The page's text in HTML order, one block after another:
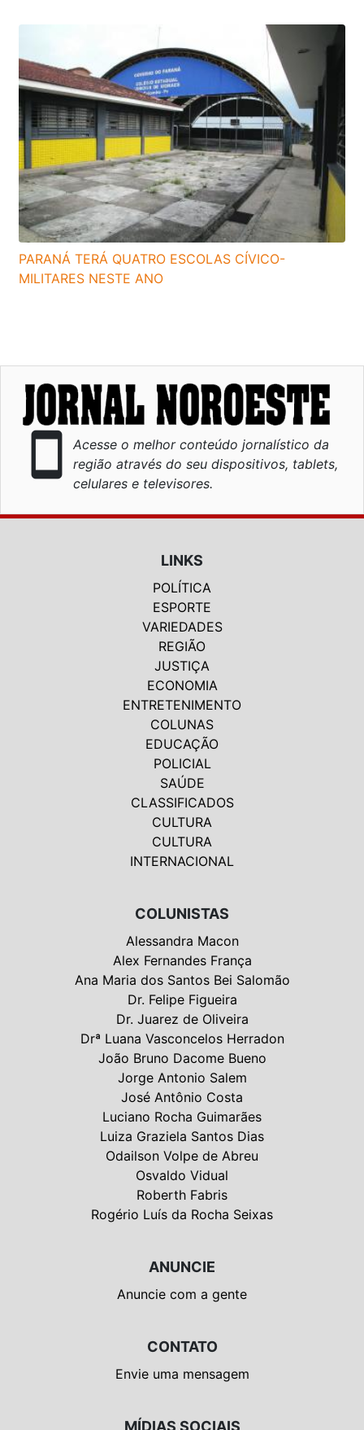
PARANÁ TERÁ QUATRO ESCOLAS CÍVICO-
MILITARES NESTE ANO
smartphone
Acesse o melhor conteúdo jornalístico da
região através do seu dispositivos, tablets,
celulares e televisores.
LINKS
POLÍTICA
ESPORTE
VARIEDADES
REGIÃO
JUSTIÇA
ECONOMIA
ENTRETENIMENTO
COLUNAS
EDUCAÇÃO
POLICIAL
SAÚDE
CLASSIFICADOS
CULTURA
CULTURA
INTERNACIONAL
COLUNISTAS
Alessandra Macon
Alex Fernandes França
Ana Maria dos Santos Bei Salomão
Dr. Felipe Figueira
Dr. Juarez de Oliveira
Drª Luana Vasconcelos Herradon
João Bruno Dacome Bueno
Jorge Antonio Salem
José Antônio Costa
Luciano Rocha Guimarães
Luiza Graziela Santos Dias
Odailson Volpe de Abreu
Osvaldo Vidual
Roberth Fabris
Rogério Luís da Rocha Seixas
ANUNCIE
Anuncie com a gente
CONTATO
Envie uma mensagem
MÍDIAS SOCIAIS